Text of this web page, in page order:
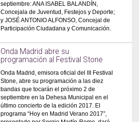
septiembre: ANA ISABEL BALANDÍN,
Concejala de Juventud, Festejos y Deporte;
y JOSÉ ANTONIO ALFONSO, Concejal de
Participación Ciudadana y Comunicación.
Onda Madrid abre su
programación al Festival Stone
Onda Madrid, emisora oficial del III Festival
Stone, abre su programación a las diez
bandas que tocarán el próximo 2 de
septiembre en la Dehesa Municipal en el
último concierto de la edición 2017. El
programa “Hoy en Madrid Verano 2017”,